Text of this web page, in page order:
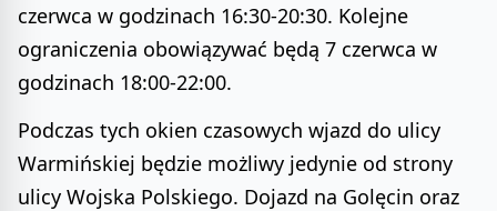
czerwca w godzinach 16:30-20:30. Kolejne
ograniczenia obowiązywać będą 7 czerwca w
godzinach 18:00-22:00.
Podczas tych okien czasowych wjazd do ulicy
Warmińskiej będzie możliwy jedynie od strony
ulicy Wojska Polskiego. Dojazd na Golęcin oraz